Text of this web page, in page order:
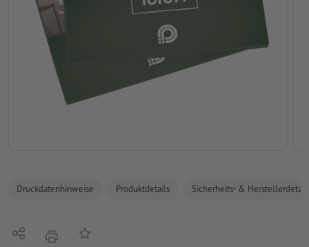
Druckdatenhinweise Produktdetails Sicherheits- &
Teilen DruckenAuf die Merkliste